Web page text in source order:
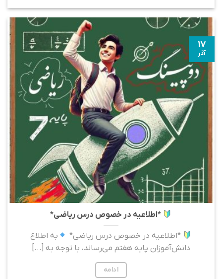
*اطلاعیه در خصوص درس ریاضی*
*اطلاعیه در خصوص درس ریاضی*
به اطلاع
دانش‌آموزان پایه هفتم می‌رساند، با توجه به [...]
ادامه
۱۷
آذر